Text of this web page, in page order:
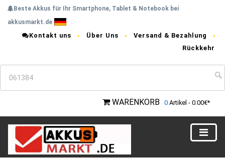
Beste Akkus für Ihr Smartphone, Tablet & Notebook bei
akkusmarkt.de
Kontakt uns Über Uns
Versand & Bezahlung
Rückkehr
WARENKORB 0 Artikel - 0.00€*